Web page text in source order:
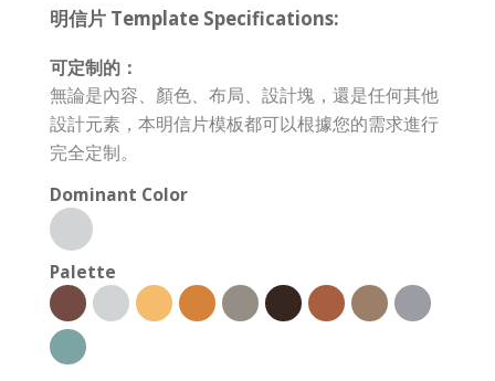
明信片 Template Specifications:
可定制的：
無論是內容、顏色、布局、設計塊，還是任何其他
設計元素，本明信片模板都可以根據您的需求進行
完全定制。
Dominant Color
Palette